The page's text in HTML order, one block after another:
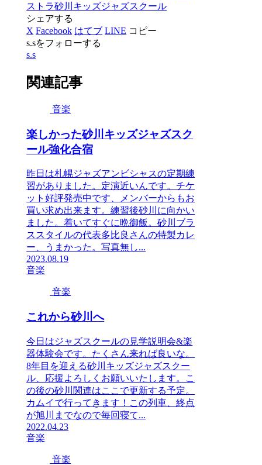
ストラ砂川キッズジャズスクール
シェアする
X Facebook はてブ LINE コピー
s.sをフォローする
s.s
関連記事
音楽
楽しかった砂川キッズジャズスク
ール強化合宿
昨日は札幌ジャズアンビシャスの定期練
習がありました。定演近いんです。チケ
ット好評発売中です、メンバーからもお
買い求め出来ます。練習後砂川に向かい
ました。着いてすぐに晩御飯。砂川ブラ
ススタイルの代表多比良さんの特製カレ
ー、うまかった。写真無し...
2023.08.19
音楽
音楽
これから砂川へ
今日はジャズスクールの見学説明会&楽
器体験会です。たくさん来れば良いな。
8年目を迎える砂川キッズジャズスクー
ル、応援よろしくお願いいたします。こ
の後の砂川関連はここで更新する予定。
カムイで行ってきます！この列車、終点
が旭川までなので毎回寝て...
2022.04.23
音楽
音楽